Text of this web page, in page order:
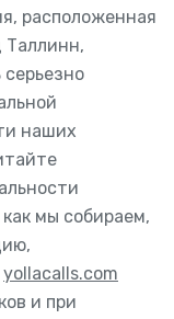
расположенная
Таллинн,
наших
мы собираем,
yollacalls.com
и при